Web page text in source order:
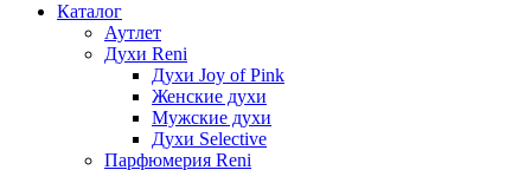
Каталог
Аутлет
Духи Reni
Духи Joy of Pink
Женские духи
Мужские духи
Духи Selective
Парфюмерия Reni